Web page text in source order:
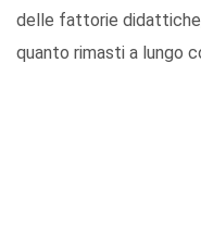
delle fattorie
quanto rimasti a lungo